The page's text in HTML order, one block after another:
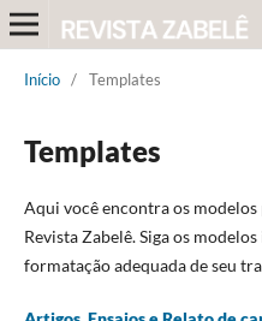
Início / Templates
Templates
Aqui você encontra os modelos
Revista Zabelê. Siga os
formatação adequada de seu